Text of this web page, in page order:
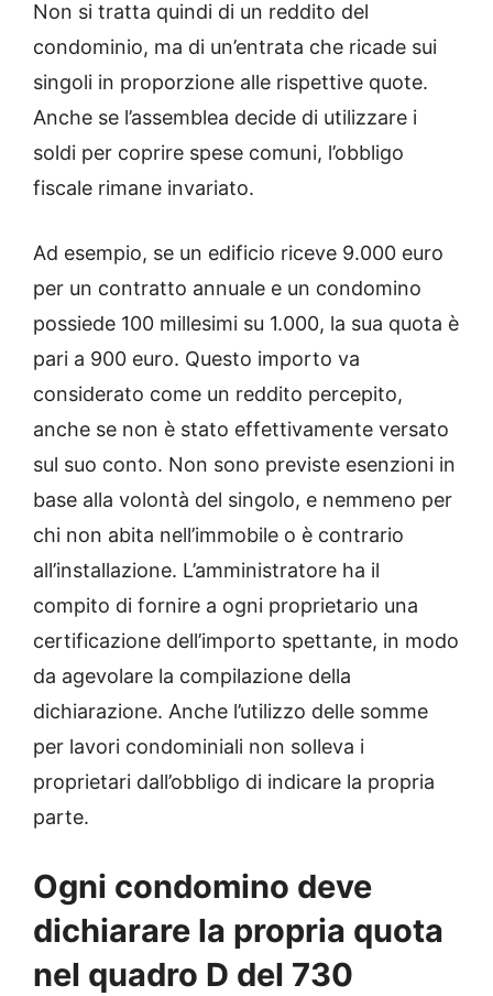
Non si tratta quindi di un reddito del
condominio, ma di un’entrata che ricade sui
singoli in proporzione alle rispettive quote.
Anche se l’assemblea decide di utilizzare i
soldi per coprire spese comuni, l’obbligo
fiscale rimane invariato.
Ad esempio, se un edificio riceve 9.000 euro
per un contratto annuale e un condomino
possiede 100 millesimi su 1.000, la sua quota è
pari a 900 euro. Questo importo va
considerato come un reddito percepito,
anche se non è stato effettivamente versato
sul suo conto. Non sono previste esenzioni in
base alla volontà del singolo, e nemmeno per
chi non abita nell’immobile o è contrario
all’installazione. L’amministratore ha il
compito di fornire a ogni proprietario una
certificazione dell’importo spettante, in modo
da agevolare la compilazione della
dichiarazione. Anche l’utilizzo delle somme
per lavori condominiali non solleva i
proprietari dall’obbligo di indicare la propria
parte.
Ogni condomino deve
dichiarare la propria quota
nel quadro D del 730